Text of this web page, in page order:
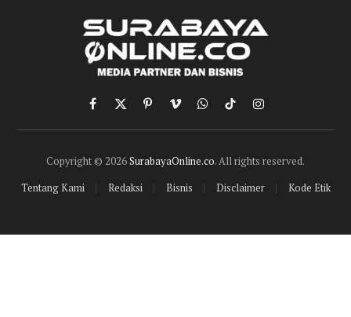
Facebook
X
(Twitter)
PinterestVimeoWhatsApp
TikTokInstagram
Copyright © 2026SurabayaOnline.co. All rights reserved.
Tentang Kami
Redaksi Bisnis Disclaimer Kode Etik